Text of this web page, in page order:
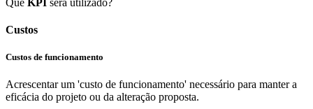
Custos
Custos de funcionamento
Acrescentar um 'custo de funcionamento' necessário para manter a
eficácia do projeto ou da alteração proposta.